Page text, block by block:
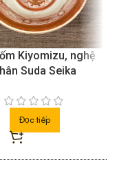
Kiyomizu, nghệ
Suda Seika
Đọc tiếp